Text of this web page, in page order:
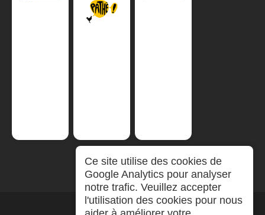
Ce site utilise des cookies de
Google Analytics pour analyser
notre trafic. Veuillez accepter
l'utilisation des cookies pour nous